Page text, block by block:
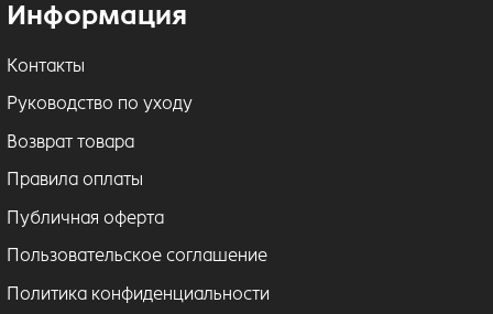
Информация
Контакты
Руководство по уходу
Возврат товара
Правила оплаты
Публичная оферта
Пользовательское соглашение
Политика конфиденциальности